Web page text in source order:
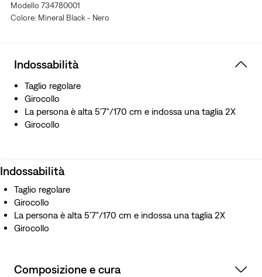
Modello 734780001
Colore: Mineral Black - Nero
Indossabilità
Taglio regolare
Girocollo
La persona è alta 5'7"/170 cm e indossa una taglia 2X
Girocollo
Indossabilità
Taglio regolare
Girocollo
La persona è alta 5'7"/170 cm e indossa una taglia 2X
Girocollo
Composizione e cura